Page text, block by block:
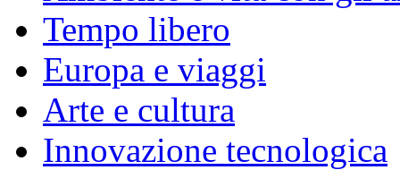
Tempo libero
Europa e viaggi
Arte e cultura
Innovazione tecnologica